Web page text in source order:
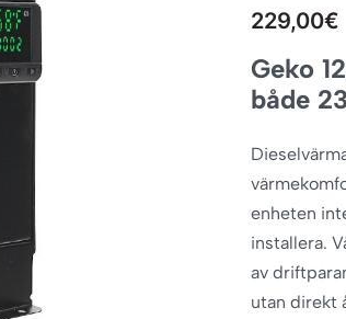
229,00€
Geko
både
enheten
installera.
av
utan direkt